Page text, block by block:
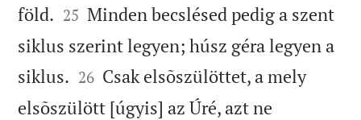
föld. 

25 Minden becslésed pedig a szent
siklus szerint legyen; húsz géra legyen a
siklus. 

26 Csak elsõszülöttet, a mely
elsõszülött [úgyis] az Úré, azt ne